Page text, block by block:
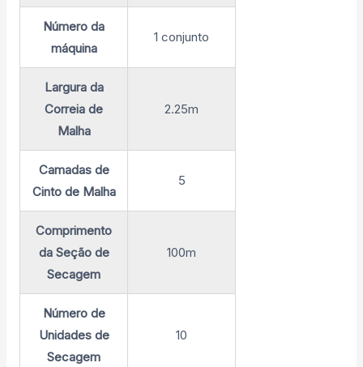
Número da
máquina
1 conjunto
Largura da
Correia de
Malha
2.25m
Camadas de
Cinto de Malha
5
Comprimento
da Seção de
Secagem
100m
Número de
Unidades de
Secagem
10